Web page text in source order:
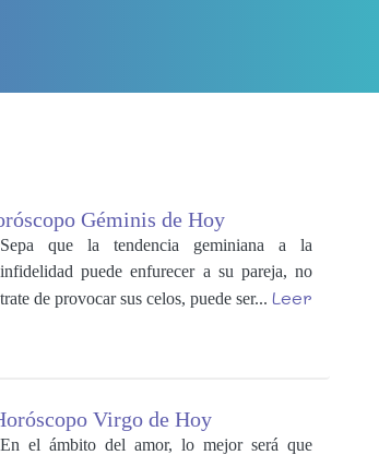
Géminis de Hoy
Sepa que la tendencia geminiana a la
infidelidad puede enfurecer a su pareja, no
trate de provocar sus celos, puede ser... Leer
Virgo de Hoy
En el ámbito del amor, lo mejor será que